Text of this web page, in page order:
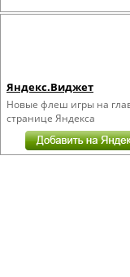
Яндекс.Виджет
Новые флеш игры на
странице Яндекса